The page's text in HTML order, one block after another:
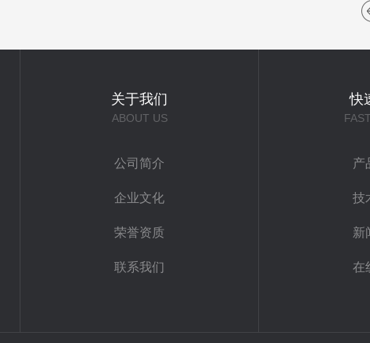
关于我们
ABOUT US
公司简介
企业文化
荣誉资质
联系我们
快
产
技
新
在